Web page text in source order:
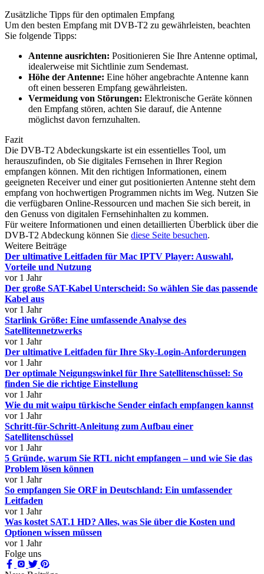
Zusätzliche Tipps für den optimalen Empfang
Um den besten Empfang mit DVB-T2 zu gewährleisten, beachten
Sie folgende Tipps:
Antenne ausrichten: Positionieren Sie Ihre Antenne optimal,
idealerweise mit Sichtlinie zum Sendemast.
Höhe der Antenne: Eine höher angebrachte Antenne kann
oft einen besseren Empfang gewährleisten.
Vermeidung von Störungen: Elektronische Geräte können
den Empfang stören, achten Sie darauf, die Antenne
möglichst davon fernzuhalten.
Fazit
Die DVB-T2 Abdeckungskarte ist ein essentielles Tool, um
herauszufinden, ob Sie digitales Fernsehen in Ihrer Region
empfangen können. Mit den richtigen Informationen, einem
geeigneten Receiver und einer gut positionierten Antenne steht dem
empfang von hochwertigen Programmen nichts im Weg. Nutzen Sie
die verfügbaren Online-Ressourcen und machen Sie sich bereit, in
den Genuss von digitalen Fernsehinhalten zu kommen.
Für weitere Informationen und einen detaillierten Überblick über die
DVB-T2 Abdeckung können Sie diese Seite besuchen.
Weitere Beiträge
Der ultimative Leitfaden für Mac IPTV Player: Auswahl,
Vorteile und Nutzung
vor 1 Jahr
Der große SAT-Kabel Unterscheid: So wählen Sie das passende
Kabel aus
vor 1 Jahr
Starlink Größe: Eine umfassende Analyse des
Satellitennetzwerks
vor 1 Jahr
Der ultimative Leitfaden für Ihre Sky-Login-Anforderungen
vor 1 Jahr
Der optimale Neigungswinkel für Ihre Satellitenschüssel: So
finden Sie die richtige Einstellung
vor 1 Jahr
Wie du mit waipu türkische Sender einfach empfangen kannst
vor 1 Jahr
Schritt-für-Schritt-Anleitung zum Aufbau einer
Satellitenschüssel
vor 1 Jahr
5 Gründe, warum Sie RTL nicht empfangen – und wie Sie das
Problem lösen können
vor 1 Jahr
So empfangen Sie ORF in Deutschland: Ein umfassender
Leitfaden
vor 1 Jahr
Was kostet SAT.1 HD? Alles, was Sie über die Kosten und
Optionen wissen müssen
vor 1 Jahr
Folge uns